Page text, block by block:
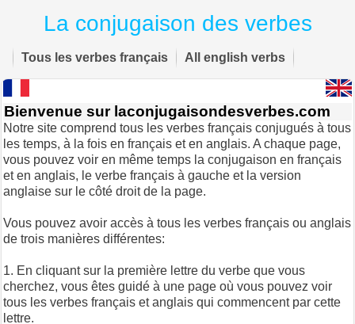
La conjugaison des verbes
Tous les verbes français All english verbs
Bienvenue sur laconjugaisondesverbes.com
Notre site comprend tous les verbes français conjugués à tous
les temps, à la fois en français et en anglais. A chaque page,
vous pouvez voir en même temps la conjugaison en français
et en anglais, le verbe français à gauche et la version
anglaise sur le côté droit de la page.
Vous pouvez avoir accès à tous les verbes français ou anglais
de trois manières différentes:
En cliquant sur la première lettre du verbe que vous
cherchez, vous êtes guidé à une page où vous pouvez voir
tous les verbes français et anglais qui commencent par cette
lettre.